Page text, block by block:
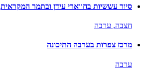
סיור עששיות בחווארי עידן ובתמר המקראית
חצבה, ערבה
מרכז צפרות בערבה התיכונה
ערבה